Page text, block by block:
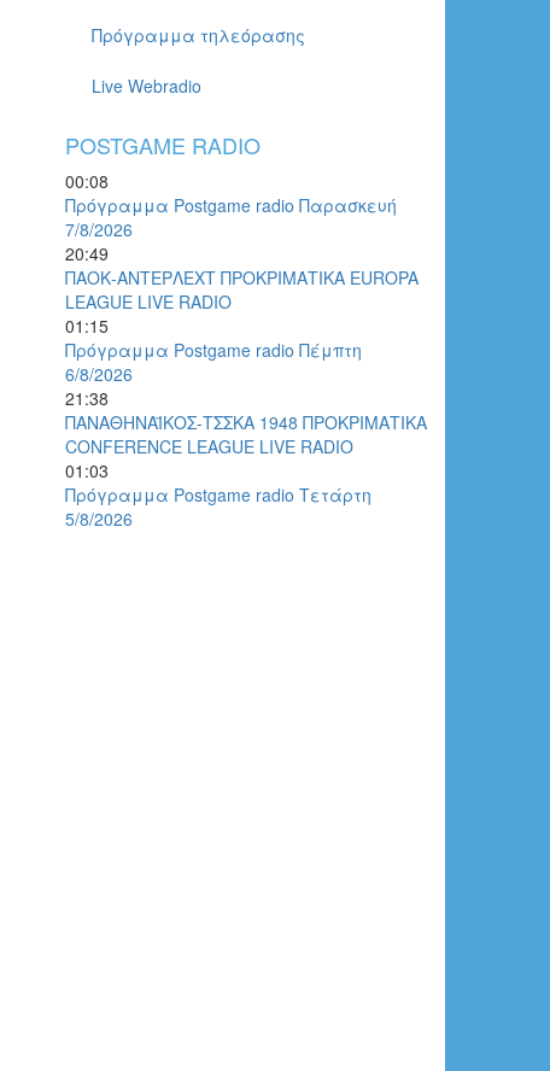
Πρόγραμμα τηλεόρασης
Live Webradio
POSTGAME RADIO
00:08
Πρόγραμμα Postgame radio Παρασκευή
7/8/2026
20:49
ΠΑΟΚ-ΑΝΤΕΡΛΕΧΤ ΠΡΟΚΡΙΜΑΤΙΚΑ EUROPA
LEAGUE LIVE RADIO
01:15
Πρόγραμμα Postgame radio Πέμπτη
6/8/2026
21:38
ΠΑΝΑΘΗΝΑΪΚΟΣ-ΤΣΣΚΑ 1948 ΠΡΟΚΡΙΜΑΤΙΚΑ
CONFERENCE LEAGUE LIVE RADIO
01:03
Πρόγραμμα Postgame radio Τετάρτη
5/8/2026